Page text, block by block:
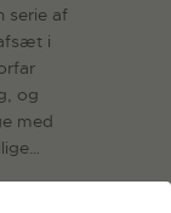
serie af
i
og
med